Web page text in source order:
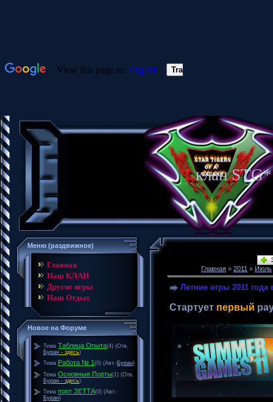
клан
Меню (раздвижное)
Главная
Наш КЛАН
Другие игры
Наш Отдых
Новое на Форуме
Тема Таблица Опыта(4) (Отв.
Буран - здесь)
Тема Работа № 1 (0) (Авт.-Буран)
Тема Основные Порты(1) (Отв.
Буран - здесь)
Тема порт ЗЕТТА(0) (Авт.-
Буран)
Главная » 2011 » Июль
Летние игры 2011 года
Стартует первый